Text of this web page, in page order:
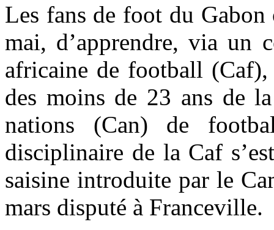
Les fans de foot du
mai, d’apprendre, via un
africaine de football
des moins de 23 ans de
nations (Can) de
disciplinaire de la Caf
saisine introduite par le
mars disputé à Franceville.